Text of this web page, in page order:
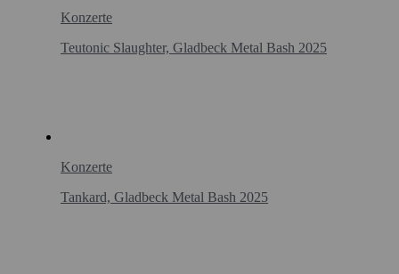
Konzerte
Teutonic Slaughter, Gladbeck Metal Bash 2025
Konzerte
Tankard, Gladbeck Metal Bash 2025